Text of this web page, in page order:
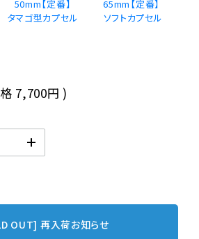
50mm【定番】
65mm【定番】
タマゴ型カプセル
7,700円 )
OUT] 再入荷お知らせ